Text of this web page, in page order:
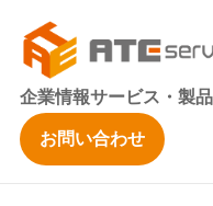
企業情報サービス・製品
お問い合わせ